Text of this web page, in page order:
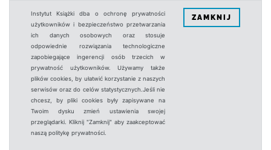
Instytut Książki dba o ochronę prywatności
użytkowników i bezpieczeństwo przetwarzania
ich danych osobowych oraz stosuje
odpowiednie rozwiązania technologiczne
zapobiegające ingerencji osób trzecich w
prywatność użytkowników. Używamy także
plików cookies, by ułatwić korzystanie z naszych
serwisów oraz do celów statystycznych.Jeśli nie
chcesz, by pliki cookies były zapisywane na
Twoim dysku zmień ustawienia swojej
przeglądarki. Kliknij "Zamknij" aby zaakceptować
naszą politykę prywatności.
ZAMKNIJ